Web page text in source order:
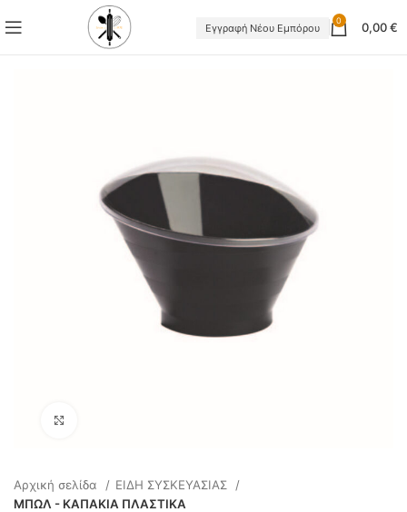
Εγγραφή Νέου Εμπόρου
0 0,00€
Αρχική σελίδα
ΕΙΔΗ ΣΥΣΚΕΥΑΣΙΑΣ
ΜΠΩΛ - ΚΑΠΑΚΙΑ ΠΛΑΣΤΙΚΑ